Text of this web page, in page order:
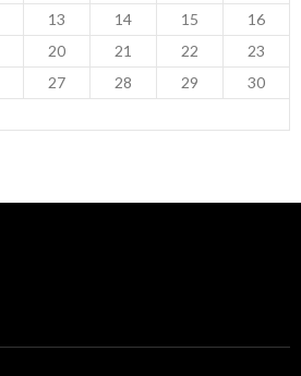
13 14 15
16
20 21 22
23
27 28 29
30